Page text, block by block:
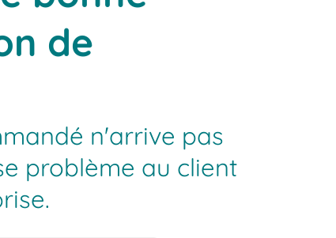
de
n'arrive pas
problème au client